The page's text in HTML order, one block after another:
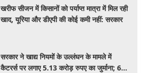
खरीफ सीजन में किसानों को पर्याप्त मात्रा में मिल रही
खाद, यूरिया और डीएपी की कोई कमी नहीं: सरकार
सरकार ने खाद्य नियमों के उल्लंघन के मामले में
कैटरर्स पर लगाए 5.13 करोड़ रुपए का जुर्माना; 6